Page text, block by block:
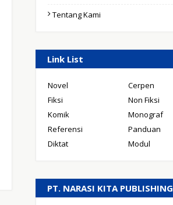
Tentang Kami
Link List
Novel
Cerpen
Fiksi
Non Fiksi
Komik
Monograf
Referensi
Panduan
Diktat
Modul
PT. NARASI KITA PUBLISHING